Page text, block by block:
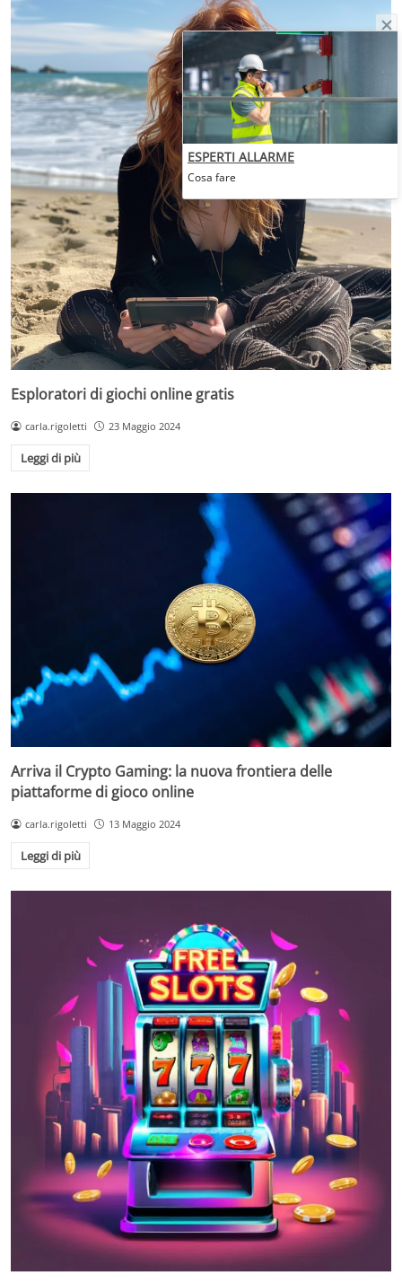
Esploratori di giochi online gratis
carla.rigoletti 23 Maggio 2024
Leggi di più
Arriva il Crypto Gaming: la nuova frontiera delle
piattaforme di gioco online
carla.rigoletti 13 Maggio 2024
Leggi di più
ESPERTI ALLARME
Cosa fare